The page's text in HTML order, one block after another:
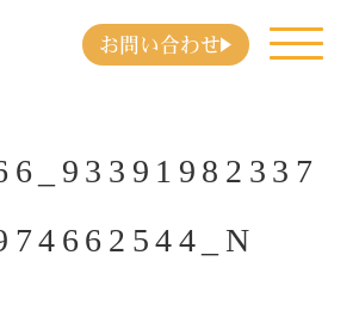
お問い合わせ